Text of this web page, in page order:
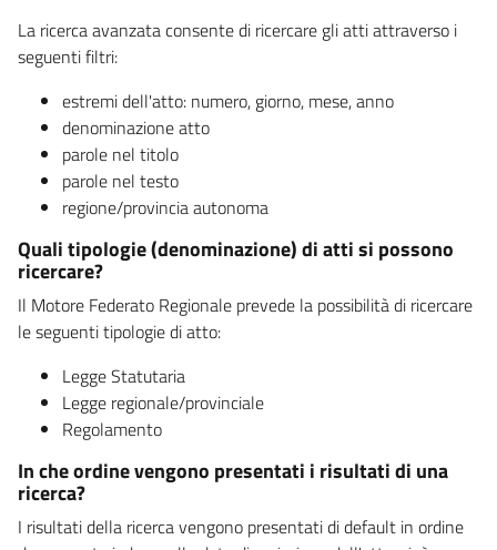
La ricerca avanzata consente di ricercare gli atti attraverso i
seguenti filtri:
estremi dell'atto: numero, giorno, mese, anno
denominazione atto
parole nel titolo
parole nel testo
regione/provincia autonoma
Quali tipologie (denominazione) di atti si possono
ricercare?
Il Motore Federato Regionale prevede la possibilità di ricercare
le seguenti tipologie di atto:
Legge Statutaria
Legge regionale/provinciale
Regolamento
In che ordine vengono presentati i risultati di una
ricerca?
I risultati della ricerca vengono presentati di default in ordine